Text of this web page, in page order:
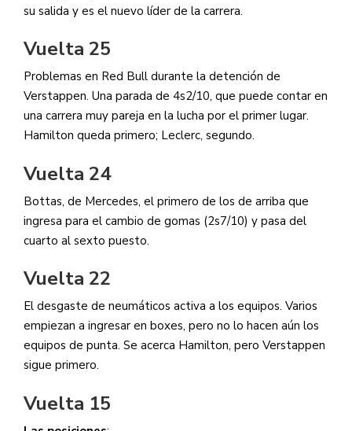
su salida y es el nuevo líder de la carrera.
Vuelta 25
Problemas en Red Bull durante la detención de
Verstappen. Una parada de 4s2/10, que puede contar en
una carrera muy pareja en la lucha por el primer lugar.
Hamilton queda primero; Leclerc, segundo.
Vuelta 24
Bottas, de Mercedes, el primero de los de arriba que
ingresa para el cambio de gomas (2s7/10) y pasa del
cuarto al sexto puesto.
Vuelta 22
El desgaste de neumáticos activa a los equipos. Varios
empiezan a ingresar en boxes, pero no lo hacen aún los
equipos de punta. Se acerca Hamilton, pero Verstappen
sigue primero.
Vuelta 15